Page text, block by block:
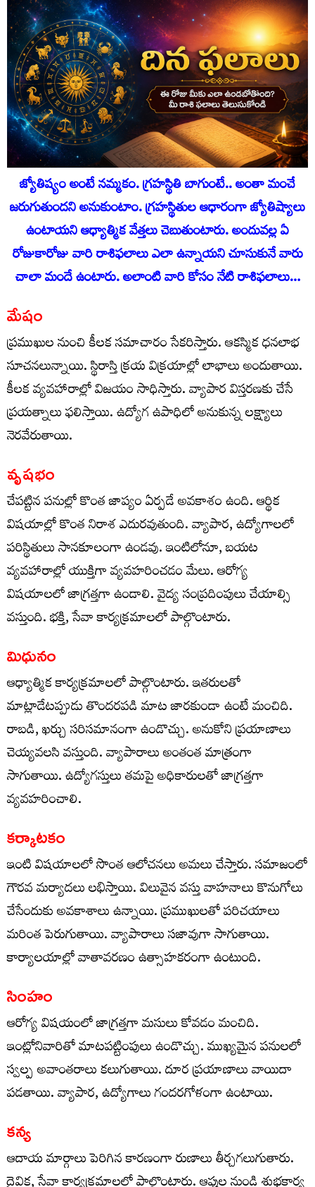
జ్యోతిష్యం అంటే నమ్మకం. గ్రహస్థితి బాగుంటే.. అంతా మంచే
జరుగుతుందని అనుకుంటాం. గ్రహస్థితుల ఆధారంగా జ్యోతిష్యాలు
ఉంటాయని ఆధ్యాత్మిక వేత్తలు చెబుతుంటారు. అందువ‌ల్ల ఏ
రోజుకారోజు వారి రాశిఫ‌లాలు ఎలా ఉన్నాయ‌ని చూసుకునే వారు
చాలా మందే ఉంటారు. అలాంటి వారి కోసం నేటి రాశిఫ‌లాలు…
మేషం
ప్రముఖుల నుంచి కీలక సమాచారం సేకరిస్తారు. ఆకస్మిక ధనలాభ
సూచనలున్నాయి. స్థిరాస్తి క్రయ విక్రయాల్లో లాభాలు అందుతాయి.
కీలక వ్యవహారాల్లో విజయం సాధిస్తారు. వ్యాపార విస్తరణకు చేసే
ప్రయత్నాలు ఫలిస్తాయి. ఉద్యోగ ఉపాధిలో అనుకున్న లక్ష్యాలు
నెరవేరుతాయి.
వృషభం
చేపట్టిన పనుల్లో కొంత జాప్యం ఏర్పడే అవకాశం ఉంది. ఆర్థిక
విషయాల్లో కొంత నిరాశ ఎదురవుతుంది. వ్యాపార, ఉద్యోగాలలో
పరిస్థితులు సానకూలంగా ఉండవు. ఇంటిలోనూ, బయట
వ్యవహారాల్లో యుక్తిగా వ్యవహరించడం మేలు. ఆరోగ్య
విషయాలలో జాగ్రత్తగా ఉండాలి. వైద్య సంప్రదింపులు చేయాల్సి
వస్తుంది. భక్తి, సేవా కార్యక్రమాలలో పాల్గొంటారు.
మిధునం
ఆధ్యాత్మిక కార్యక్రమాలలో పాల్గొంటారు. ఇతరులతో
మాట్లాడేటప్పుడు తొందరపడి మాట జారకుండా ఉంటే మంచిది.
రాబడి, ఖర్చు సరిసమానంగా ఉండొచ్చు. అనుకోని ప్రయాణాలు
చెయ్యవలసి వస్తుంది. వ్యాపారాలు అంతంత మాత్రంగా
సాగుతాయి. ఉద్యోగస్తులు తమపై అధికారులతో జాగ్రత్తగా
వ్యవహరించాలి.
కర్కాటకం
ఇంటి విషయాలలో సొంత ఆలోచనలు అమలు చేస్తారు. సమాజంలో
గౌరవ మర్యాదలు లభిస్తాయి. విలువైన వస్తు వాహనాలు కొనుగోలు
చేసేందుకు అవకాశాలు ఉన్నాయి. ప్రముఖులతో పరిచయాలు
మరింత పెరుగుతాయి. వ్యాపారాలు సజావుగా సాగుతాయి.
కార్యాలయాల్లో వాతావరణం ఉత్సాహకరంగా ఉంటుంది.
సింహం
ఆరోగ్య విషయంలో జాగ్రత్తగా మసులు కోవడం మంచిది.
ఇంట్లోనివారితో మాటపట్టింపులు ఉండొచ్చు. ముఖ్యమైన పనులలో
స్వల్ప అవాంతరాలు కలుగుతాయి. దూర ప్రయాణాలు వాయిదా
పడతాయి. వ్యాపార, ఉద్యోగాలు గందరగోళంగా ఉంటాయి.
కన్య
ఆదాయ మార్గాలు పెరిగిన కారణంగా రుణాలు తీర్చగలుగుతారు.